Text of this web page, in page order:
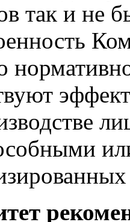
так и не